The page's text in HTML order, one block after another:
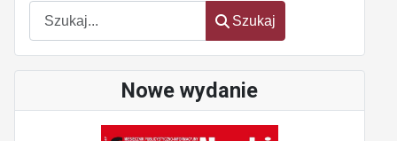
Szukaj
Szukaj
Nowe wydanie